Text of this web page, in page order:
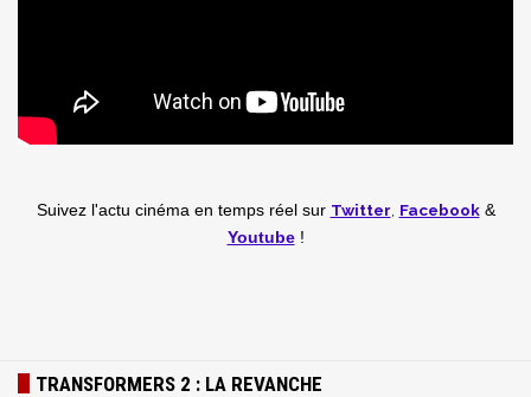
Suivez l'actu cinéma en temps réel sur Twitter Facebook&
Youtube!
TRANSFORMERS 2 : LA REVANCHE